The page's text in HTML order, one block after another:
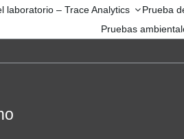
laboratorio – Trace Analytics Prueba
Pruebas